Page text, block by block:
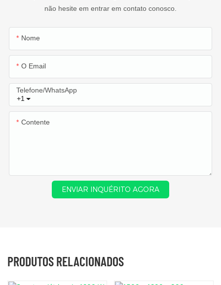
não hesite em entrar em contato conosco.
Nome
O Email
+1
Telefone/WhatsApp
Contente
ENVIAR INQUÉRITO AGORA
PRODUTOS RELACIONADOS